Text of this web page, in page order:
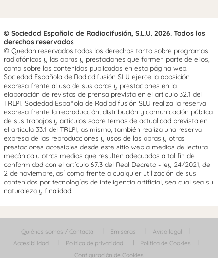
© Sociedad Española de Radiodifusión, S.L.U. 2026. Todos los
derechos reservados
© Quedan reservados todos los derechos tanto sobre programas
radiofónicos y las obras y prestaciones que formen parte de ellos,
como sobre los contenidos publicados en esta página web.
Sociedad Española de Radiodifusión SLU ejerce la oposición
expresa frente al uso de sus obras y prestaciones en la
elaboración de revistas de prensa prevista en el artículo 32.1 del
TRLPI. Sociedad Española de Radiodifusión SLU realiza la reserva
expresa frente la reproducción, distribución y comunicación pública
de sus trabajos y artículos sobre temas de actualidad prevista en
el artículo 33.1 del TRLPI, asimismo, también realiza una reserva
expresa de las reproducciones y usos de las obras y otras
prestaciones accesibles desde este sitio web a medios de lectura
mecánica u otros medios que resulten adecuados a tal fin de
conformidad con el artículo 67.3 del Real Decreto - ley 24/2021, de
2 de noviembre, así como frente a cualquier utilización de sus
contenidos por tecnologías de inteligencia artificial, sea cual sea su
naturaleza y finalidad.
Quiénes somos / Contacta Emisoras
Aviso legal
Accesibilidad
Política de privacidad
Política de Cookies
Configuración de Cookies